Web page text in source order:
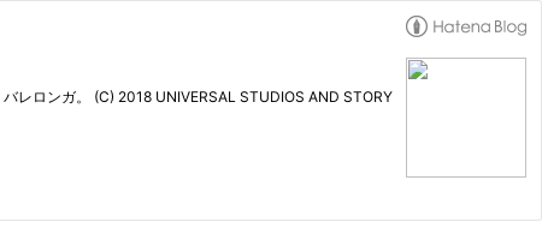
レロンガ。 (C) 2018 UNIVERSAL STUDIOS AND STORY